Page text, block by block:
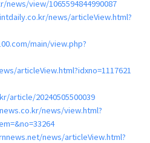
news/view/1065594844990087
news/articleView.html?
main/view.php?
articleView.html?idxno=1117621
article/20240505500039
news/view.html?
news/articleView.html?